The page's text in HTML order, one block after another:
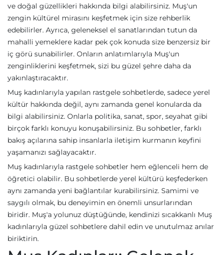
ve doğal güzellikleri hakkında bilgi alabilirsiniz. Muş'un
zengin kültürel mirasını keşfetmek için size rehberlik
edebilirler. Ayrıca, geleneksel el sanatlarından tutun da
mahalli yemeklere kadar pek çok konuda size benzersiz bir
iç görü sunabilirler. Onların anlatımlarıyla Muş'un
zenginliklerini keşfetmek, sizi bu güzel şehre daha da
yakınlaştıracaktır.
Muş kadınlarıyla yapılan rastgele sohbetlerde, sadece yerel
kültür hakkında değil, aynı zamanda genel konularda da
bilgi alabilirsiniz. Onlarla politika, sanat, spor, seyahat gibi
birçok farklı konuyu konuşabilirsiniz. Bu sohbetler, farklı
bakış açılarına sahip insanlarla iletişim kurmanın keyfini
yaşamanızı sağlayacaktır.
Muş kadınlarıyla rastgele sohbetler hem eğlenceli hem de
öğretici olabilir. Bu sohbetlerde yerel kültürü keşfederken
aynı zamanda yeni bağlantılar kurabilirsiniz. Samimi ve
saygılı olmak, bu deneyimin en önemli unsurlarından
biridir. Muş'a yolunuz düştüğünde, kendinizi sıcakkanlı Muş
kadınlarıyla güzel sohbetlere dahil edin ve unutulmaz anılar
biriktirin.